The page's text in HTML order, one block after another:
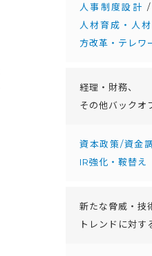
人事制度設計 /
人材育成・人
方改革・テレワ
経理・財務、
その他バックオ
資本政策/資金
IR強化・鞍替え
新たな脅威・技
トレンドに対す